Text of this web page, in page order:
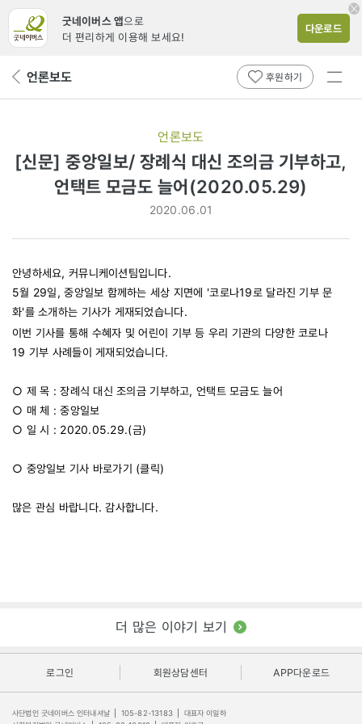
굿네이버스 앱으로
더 편리하게 이용해 보세요!
다운로드
뒤 언론보도 후원하기
전체
언론보도
[신문] 중앙일보/ 장례식 대신 조의금 기부하고,
언택트 모금도 늘어(2020.05.29)
2020.06.01
안녕하세요, 커뮤니케이션팀입니다.
5월 29일, 중앙일보 함께하는 세상 지면에 '코로나19로 달라진 기부 문
화'를 소개하는 기사가 게재되었습니다.
이번 기사를 통해 수혜자 및 어린이 기부 등 우리 기관의 다양한 코로나
19 기부 사례들이 게재되었습니다.
○ 제 목 : 장례식 대신 조의금 기부하고, 언택트 모금도 늘어
○ 매 체 : 중앙일보
○ 일 시 : 2020.05.29.(금)
○ 중앙일보 기사 바로가기 (클릭)
많은 관심 바랍니다. 감사합니다.
더 많은 이야기 보기
로그인 회원상담센터 APP다운로드
사단법인 굿네이버스 인터내셔날 105-82-13183
대표자 이일하